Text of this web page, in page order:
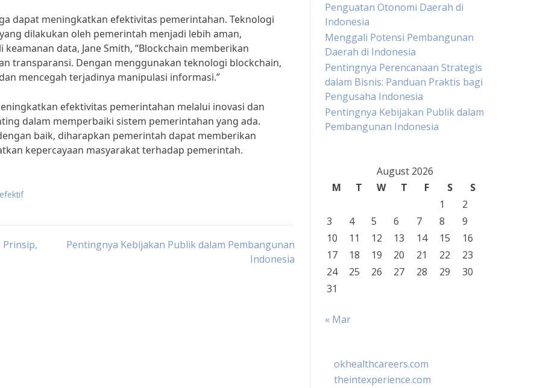
dapat meningkatkan efektivitas pemerintahan. Teknologi
dilakukan oleh pemerintah menjadi lebih aman,
data, Jane Smith, “Blockchain memberikan
transparansi. Dengan menggunakan teknologi blockchain,
mencegah terjadinya manipulasi informasi.”
efektivitas pemerintahan melalui inovasi dan
dalam memperbaiki sistem pemerintahan yang ada.
baik, diharapkan pemerintah dapat memberikan
kepercayaan masyarakat terhadap pemerintah.
Prinsip,
Pentingnya Kebijakan Publik dalam Pembangunan
Indonesia
Penguatan Otonomi Daerah di
Indonesia
Menggali Potensi Pembangunan
Daerah di Indonesia
Pentingnya Perencanaan Strategis
dalam Bisnis: Panduan Praktis bagi
Pengusaha Indonesia
Pentingnya Kebijakan Publik dalam
Pembangunan Indonesia
August 2026
M
T W T F S
S
1
2
3
4 5 6 7 8
9
10
11 12 13 14 15
16
17
18 19 20 21 22
23
24
25 26 27 28 29
30
31
« Mar
okhealthcareers.com
theintexperience.com